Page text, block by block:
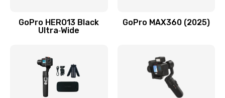
GoPro HERO13 Black
Ultra‑Wide
GoPro MAX360 (2025)